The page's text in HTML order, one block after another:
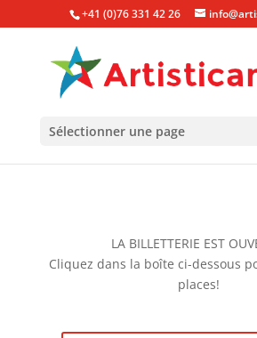
+41 (0)76 331 42 26
Sélectionner une page
LA BILLETTERIE EST
Cliquez dans la boîte ci-dessous
places!